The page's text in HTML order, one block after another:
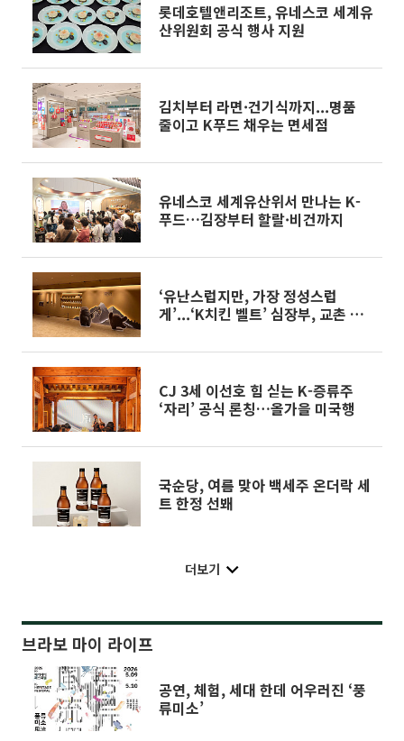
롯데호텔앤리조트, 유네스코 세계유
산위원회 공식 행사 지원
김치부터 라면·건기식까지...명품
줄이고 K푸드 채우는 면세점
유네스코 세계유산위서 만나는 K-
푸드…김장부터 할랄·비건까지
‘유난스럽지만, 가장 정성스럽
게’...‘K치킨 벨트’ 심장부, 교촌 오
CJ 3세 이선호 힘 싣는 K-증류주
‘자리’ 공식 론칭…올가을 미국행
국순당, 여름 맞아 백세주 온더락 세
트 한정 선봬
더보기
브라보 마이 라이프
공연, 체험, 세대 한데 어우러진 ‘풍
류미소’